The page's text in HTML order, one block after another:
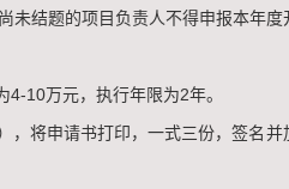
结题的项目负责人不得申报本年度
10万元，执行年限为2年。
将申请书打印，一式三份，签名并